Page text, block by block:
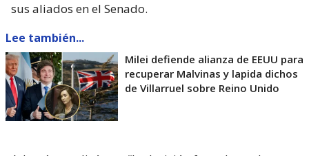
sus aliados en el Senado.
Lee también...
Milei defiende alianza de EEUU para
recuperar Malvinas y lapida dichos
de Villarruel sobre Reino Unido